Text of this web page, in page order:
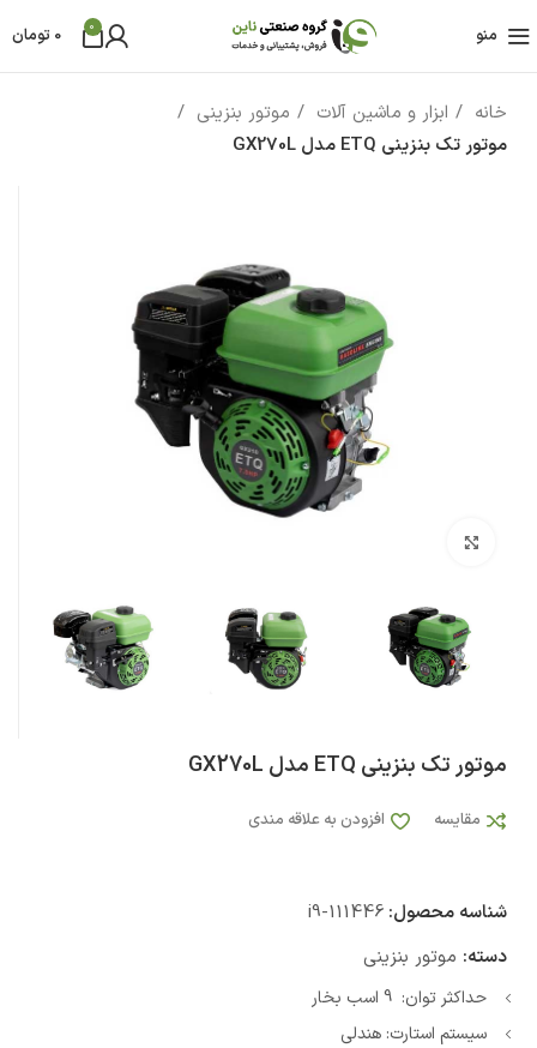
منو 0
0 تومان
خانه ابزار و ماشین آلات
موتور بنزینی
موتور تک بنزینی ETQ مدل GX270L
موتور تک بنزینی ETQ مدل GX270L
مقایسه افزودن به علاقه مندی
شناسه محصول: i9-111446
دسته: موتور بنزینی
حداکثر توان: 9 اسب بخار
سیستم استارت: هندلی